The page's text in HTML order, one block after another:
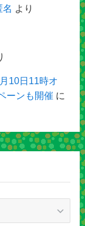
名 より
10日11時オ
ーンも開催 に